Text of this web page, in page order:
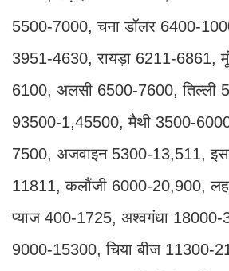
5500-7000, चना डॉलर 6400-
3951-4630, रायड़ा 6211-6861,
6100, अलसी 6500-7600, तिल्ली
93500-1,45500, मैथी 3500-
7500, अजवाइन 5300-13,511,
11811, कलौंजी 6000-20,900,
प्याज 400-1725, अश्वगंधा
9000-15300, चिया बीज 11300-